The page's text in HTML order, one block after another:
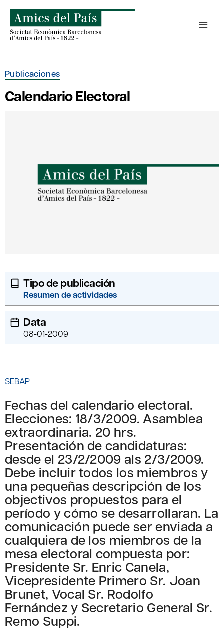
contenido
Publicaciones
Calendario Electoral
Tipo de publicación
Resumen de actividades
Data
08-01-2009
SEBAP
Fechas del calendario electoral.
Elecciones: 18/3/2009. Asamblea
extraordinaria. 20 hrs.
Presentación de candidaturas:
desde el 23/2/2009 als 2/3/2009.
Debe incluir todos los miembros y
una pequeñas descripción de los
objectivos propuestos para el
período y cómo se desarrollaran. La
comunicación puede ser enviada a
cualquiera de los miembros de la
mesa electoral compuesta por:
Presidente Sr. Enric Canela,
Vicepresidente Primero Sr. Joan
Brunet, Vocal Sr. Rodolfo
Fernández y Secretario General Sr.
Remo Suppi.